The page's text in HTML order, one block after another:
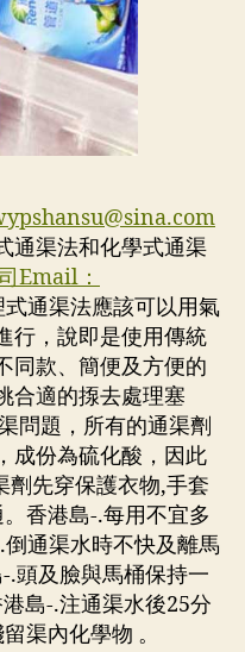
通渠法和化學式通渠
Email：
式通渠法應該可以用氣
行，說即是使用傳統
同款、簡便及方便的
合適的揼去處理塞
問題，所有的通渠劑
成份為硫化酸，因此
劑先穿保護衣物,手套
香港島-.每用不宜多
通渠水時不快及離馬
.頭及臉與馬桶保持一
島-.注通渠水後25分
渠內化學物 。